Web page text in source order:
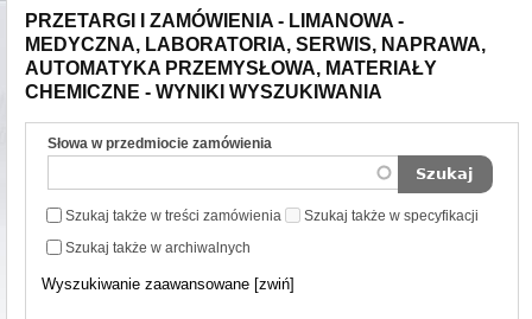
PRZETARGI I ZAMÓWIENIA - LIMANOWA -
MEDYCZNA, LABORATORIA, SERWIS, NAPRAWA,
AUTOMATYKA PRZEMYSŁOWA, MATERIAŁY
CHEMICZNE - WYNIKI WYSZUKIWANIA
Słowa w przedmiocie zamówienia
Szukaj także w treści zamówienia
Szukaj także w specyfikacji
Szukaj także w archiwalnych
Wyszukiwanie zaawansowane [zwiń]